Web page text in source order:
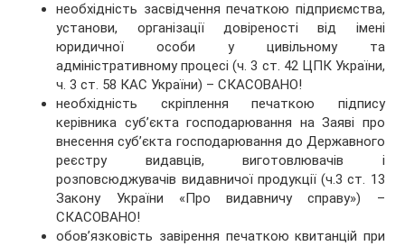
необхідність засвідчення печаткою підприємства,
установи, організації довіреності від імені
юридичної особи у цивільному та
адміністративному процесі (ч. 3 ст. 42 ЦПК України,
ч. 3 ст. 58 КАС України) – СКАСОВАНО!
необхідність скріплення печаткою підпису
керівника суб’єкта господарювання на Заяві про
внесення суб’єкта господарювання до Державного
реєстру видавців, виготовлювачів і
розповсюджувачів видавничої продукції (ч.3 ст. 13
Закону України «Про видавничу справу») –
СКАСОВАНО!
обов’язковість завірення печаткою квитанцій при